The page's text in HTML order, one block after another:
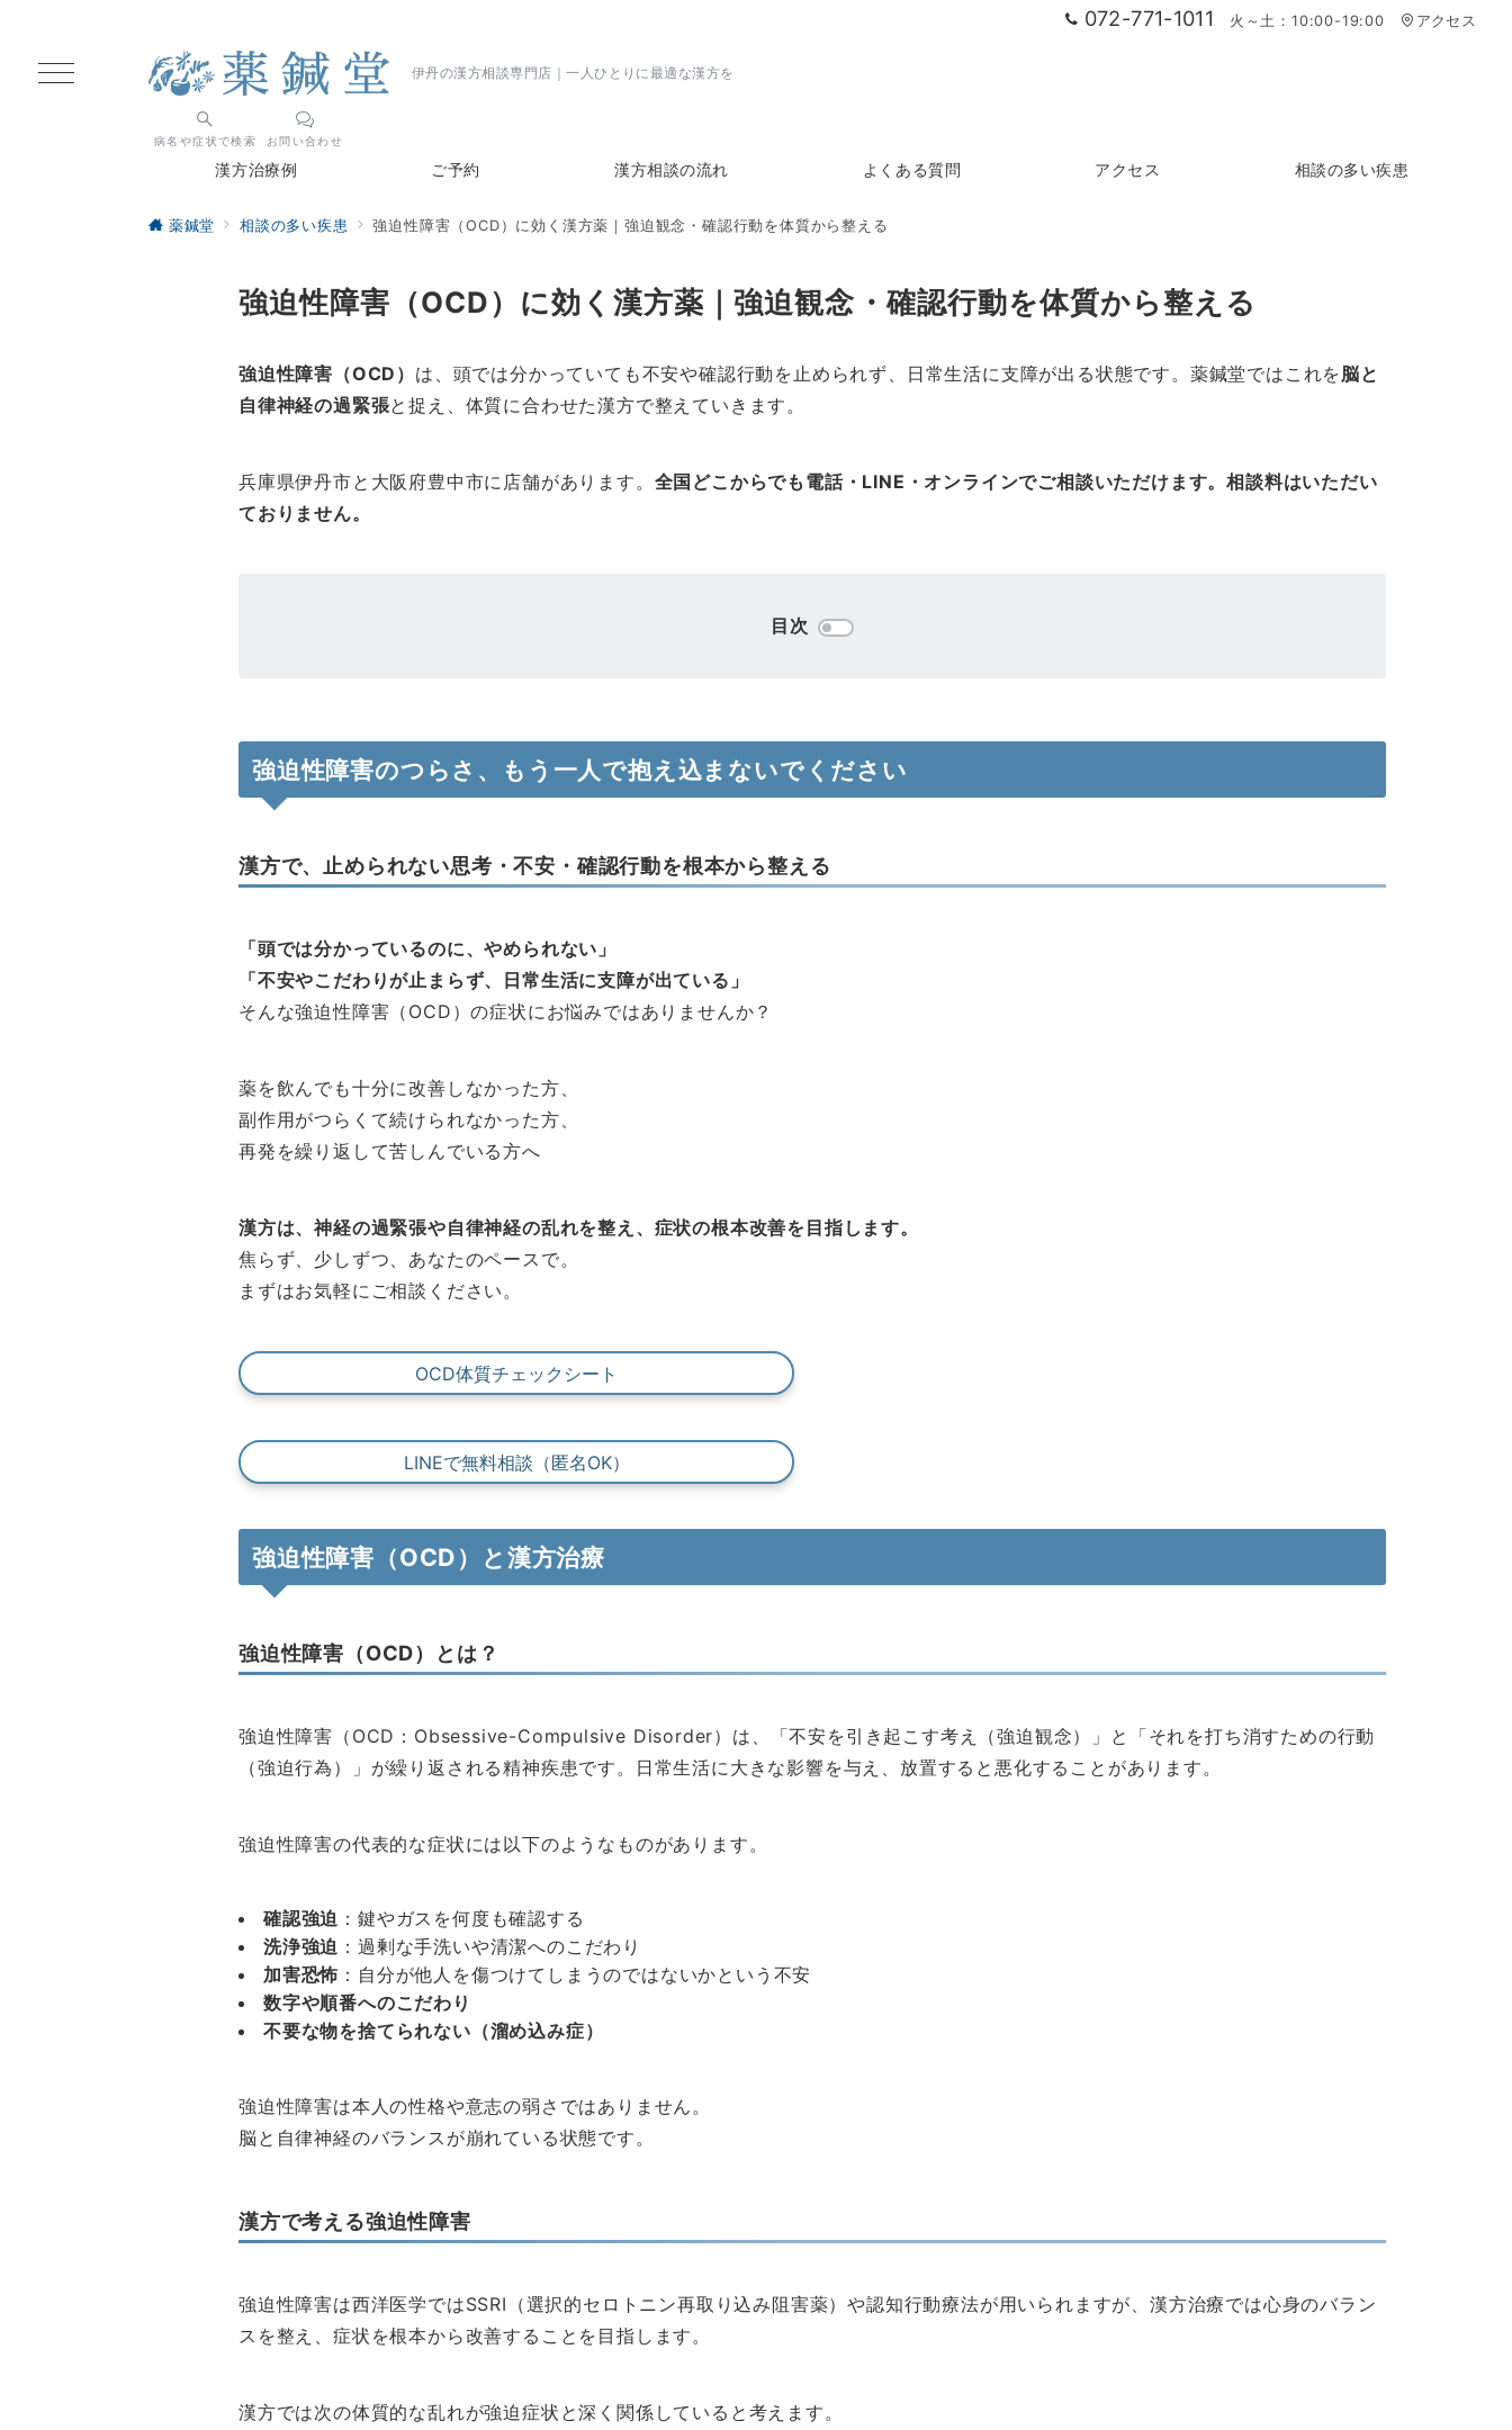
072-771-1011 火～土：10:00-19:00 アクセス
伊丹の漢方相談専門店｜一人ひとりに最適な漢方を
病名や症状で検索 お問い合わせ
漢方治療例 ご予約 漢方相談の流れ よくある質問 アクセス 相談の多い疾患
薬鍼堂 相談の多い疾患 強迫性障害（OCD）に効く漢方薬｜強迫観念・確認行動を体質から整える
強迫性障害（OCD）に効く漢方薬｜強迫観念・確認行動を体質から整える
強迫性障害（OCD） は、頭では分かっていても不安や確認行動を止められず、日常生活に支障が出る状態です。薬鍼堂ではこれを脳と
自律神経の過緊張と捉え、体質に合わせた漢方で整えていきます。
兵庫県伊丹市と大阪府豊中市に店舗があります。 全国どこからでも電話・LINE・オンラインでご相談いただけます。相談料はいただい
ておりません。
目次
強迫性障害のつらさ、もう一人で抱え込まないでください
漢方で、止められない思考・不安・確認行動を根本から整える
「頭では分かっているのに、やめられない」
「不安やこだわりが止まらず、日常生活に支障が出ている」
そんな強迫性障害（OCD）の症状にお悩みではありませんか？
薬を飲んでも十分に改善しなかった方、
副作用がつらくて続けられなかった方、
再発を繰り返して苦しんでいる方へ
漢方は、神経の過緊張や自律神経の乱れを整え、症状の根本改善を目指します。
焦らず、少しずつ、あなたのペースで。
まずはお気軽にご相談ください。
OCD体質チェックシート
LINEで無料相談（匿名OK）
強迫性障害（OCD）と漢方治療
強迫性障害（OCD）とは？
強迫性障害（OCD：Obsessive-Compulsive Disorder）は、「不安を引き起こす考え（強迫観念）」と「それを打ち消すための行動
（強迫行為）」が繰り返される精神疾患です。日常生活に大きな影響を与え、放置すると悪化することがあります。
強迫性障害の代表的な症状には以下のようなものがあります。
確認強迫 ：鍵やガスを何度も確認する
洗浄強迫 ：過剰な手洗いや清潔へのこだわり
加害恐怖 ：自分が他人を傷つけてしまうのではないかという不安
数字や順番へのこだわり
不要な物を捨てられない（溜め込み症）
強迫性障害は本人の性格や意志の弱さではありません。
脳と自律神経のバランスが崩れている状態です。
漢方で考える強迫性障害
強迫性障害は西洋医学ではSSRI（選択的セロトニン再取り込み阻害薬）や認知行動療法が用いられますが、漢方治療では心身のバラン
スを整え、症状を根本から改善することを目指します。
漢方では次の体質的な乱れが強迫症状と深く関係していると考えます。